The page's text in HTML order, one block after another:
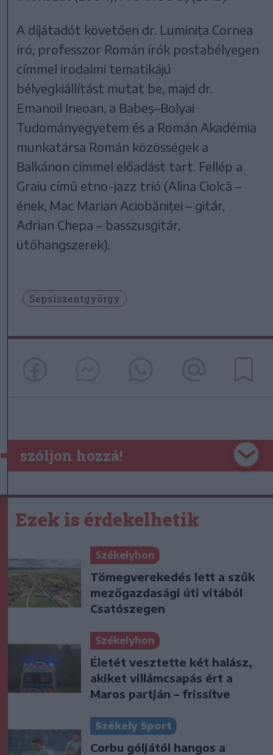
A díjátadót követően dr. Luminița Cornea
író, professzor Román írók postabélyegen
címmel irodalmi tematikájú
bélyegkiállítást mutat be, majd dr.
Emanoil Ineoan, a Babeș–Bolyai
Tudományegyetem és a Román Akadémia
munkatársa Román közösségek a
Balkánon címmel előadást tart. Fellép a
Graiu című etno-jazz trió (Alina Ciolcă –
ének, Mac Marian Aciobăniței – gitár,
Adrian Chepa – basszusgitár,
ütőhangszerek).
Sepsiszentgyörgy
szóljon hozzá!
Ezek is érdekelhetik
Székelyhon
Tömegverekedés lett a szűk
mezőgazdasági úti vitából
Csatószegen
Székelyhon
Életét vesztette két halász,
akiket villámcsapás ért a
Maros partján – frissítve
Székely Sport
Corbu góljától hangos a